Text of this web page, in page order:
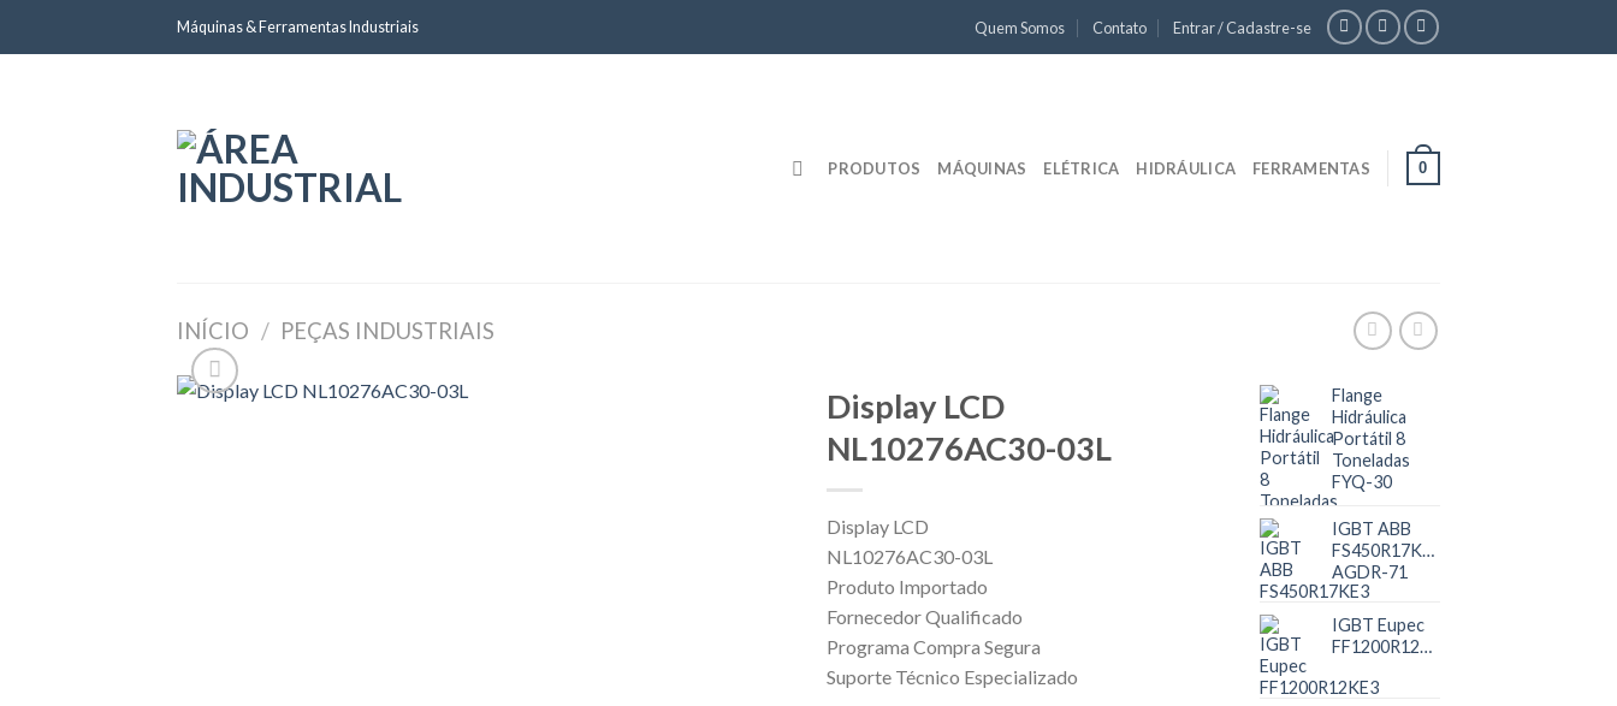
Máquinas & Ferramentas Industriais Quem Somos Contato Entrar / Cadastre-se
PRODUTOS MÁQUINAS ELÉTRICA HIDRÁULICA FERRAMENTAS 0
INÍCIO / PEÇAS INDUSTRIAIS
Display LCD
NL10276AC30-03L
Display LCD
NL10276AC30-03L
Produto Importado
Fornecedor Qualificado
Programa Compra Segura
Suporte Técnico Especializado
Flange
Hidráulica
Portátil 8
Toneladas
FYQ-30
IGBT ABB
FS450R17KE3
AGDR-71
IGBT Eupec
FF1200R12KE3